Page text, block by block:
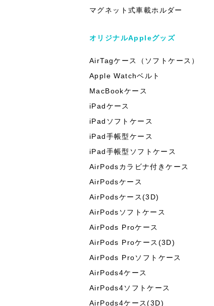
マグネット式車載ホルダー
オリジナルAppleグッズ
AirTagケース（ソフトケース）
Apple Watchベルト
MacBookケース
iPadケース
iPadソフトケース
iPad手帳型ケース
iPad手帳型ソフトケース
AirPodsカラビナ付きケース
AirPodsケース
AirPodsケース(3D)
AirPodsソフトケース
AirPods Proケース
AirPods Proケース(3D)
AirPods Proソフトケース
AirPods4ケース
AirPods4ソフトケース
AirPods4ケース(3D)